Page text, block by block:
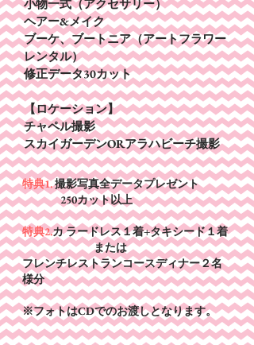
小物一式（アクセサリー）
ヘアー&メイク
ブーケ、ブートニア（アートフラワー
レンタル）
​修正データ30カット
【ロケーション】
チャペル撮影
スカイガーデンORアラハビーチ撮影
特典1.撮影写真全データプレゼント
250カット以上
特典2.カ ラードレス１着+タキシード１着
または
フレンチレストランコースディナー２名
様分
※フォトはCDでのお渡しとなります。